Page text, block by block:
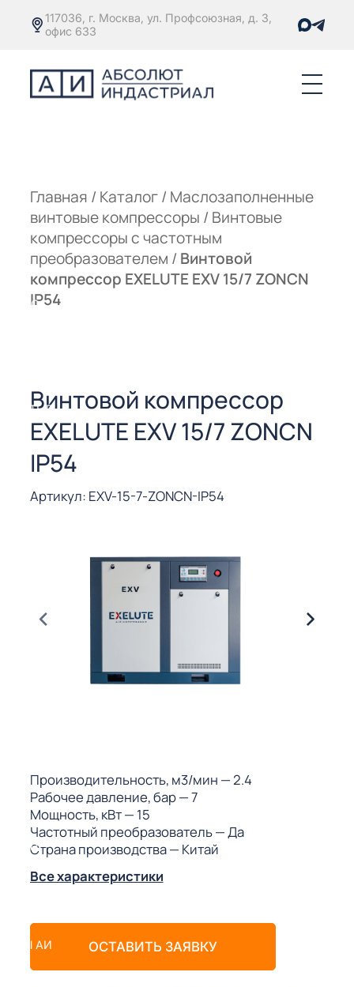
117036, г. Москва, ул. Профсоюзная, д. 3,
офис 633
Главная / Каталог/ Маслозаполненные
винтовые компрессоры / Винтовые
компрессоры с частотным
преобразователем / Винтовой
компрессор EXELUTE EXV 15/7 ZONCN
IP54
Винтовой компрессор
EXELUTE EXV 15/7 ZONCN
IP54
Артикул: EXV-15-7-ZONCN-IP54
Производительность, м3/мин — 2.4
Рабочее давление, бар— 7
Мощность, кВт— 15
Частотный преобразователь— Да
Страна производства— Китай
Все характеристики
ОСТАВИТЬ ЗАЯВКУ
С
(МКС)
АИ